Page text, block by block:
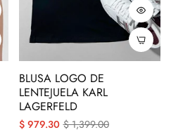
BLUSA LOGO DE
LENTEJUELA KARL
LAGERFELD
Precio
$ 979.30Precio
$ 1,399.00